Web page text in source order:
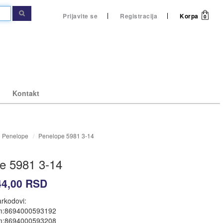
Prijavite se Registracija Korpa 0
kupatilo
Kontakt
Penelope Penelope 5981 3-14
5981 3-14
RSD